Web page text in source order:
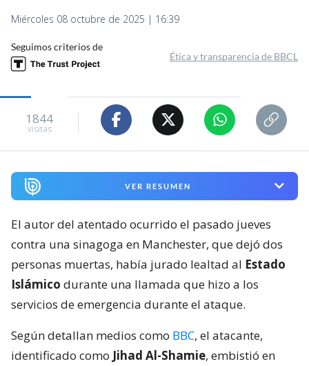
Miércoles 08 octubre de 2025 | 16:39
Seguimos criterios de
Ética y transparencia de BBCL
1844
visitas
VER RESUMEN
El autor del atentado ocurrido el pasado jueves
contra una sinagoga en Manchester, que dejó dos
personas muertas, había jurado lealtad al Estado
Islámico durante una llamada que hizo a los
servicios de emergencia durante el ataque.
Según detallan medios como BBC, el atacante,
identificado como Jihad Al-Shamie, embistió en